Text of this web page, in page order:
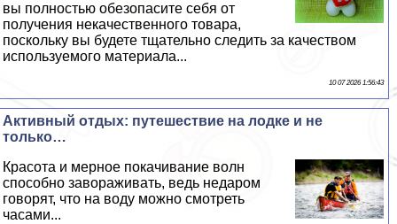
вы полностью обезопасите себя от
получения некачественного товара,
поскольку вы будете тщательно следить за качеством
используемого материала...
10 07 2026 1:56:43
Активный отдых: путешествие на лодке и не
только…
Красота и мерное покачивание волн
способно завораживать, ведь недаром
говорят, что на воду можно смотреть
часами...